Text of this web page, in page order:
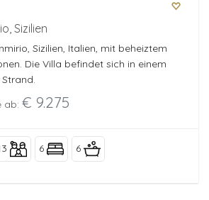
Sizilien
Sizilien, Italien, mit beheiztem
Die Villa befindet sich in einem
ab: € 9.275
6 6